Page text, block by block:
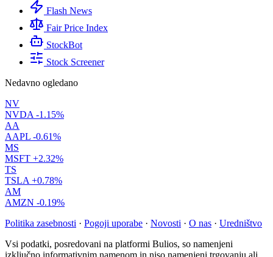
Flash News
Fair Price Index
StockBot
Stock Screener
Nedavno ogledano
NV
NVDA -1.15%
AA
AAPL -0.61%
MS
MSFT +2.32%
TS
TSLA +0.78%
AM
AMZN -0.19%
Politika zasebnosti · Pogoji uporabe · Novosti · O nas · Uredništvo
Vsi podatki, posredovani na platformi Bulios, so namenjeni